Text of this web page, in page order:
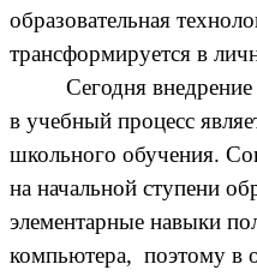
образовательная
трансформируется в
Сегодня
в учебный процесс
школьного обучения.
на начальной ступени
элементарные навыки
компьютера, поэтому в